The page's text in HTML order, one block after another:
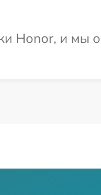
Honor, и мы